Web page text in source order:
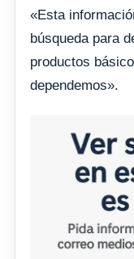
«Esta
búsqueda para
productos
dependemos».